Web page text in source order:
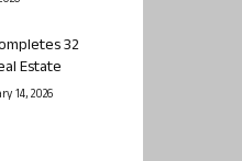
32
Estate
14, 2026